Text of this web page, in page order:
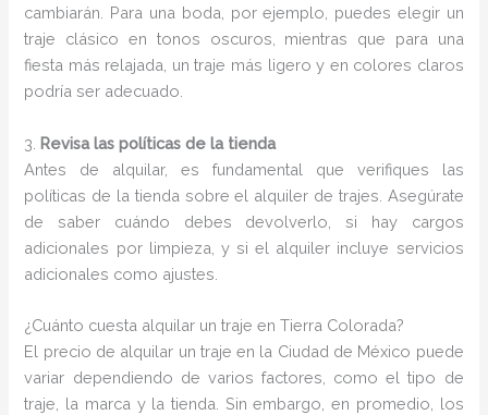
cambiarán. Para una boda, por ejemplo, puedes elegir un
traje clásico en tonos oscuros, mientras que para una
fiesta más relajada, un traje más ligero y en colores claros
podría ser adecuado.
3. Revisa las políticas de la tienda
Antes de alquilar, es fundamental que verifiques las
políticas de la tienda sobre el alquiler de trajes. Asegúrate
de saber cuándo debes devolverlo, si hay cargos
adicionales por limpieza, y si el alquiler incluye servicios
adicionales como ajustes.
¿Cuánto cuesta alquilar un traje en Tierra Colorada?
El precio de alquilar un traje en la Ciudad de México puede
variar dependiendo de varios factores, como el tipo de
traje, la marca y la tienda. Sin embargo, en promedio, los